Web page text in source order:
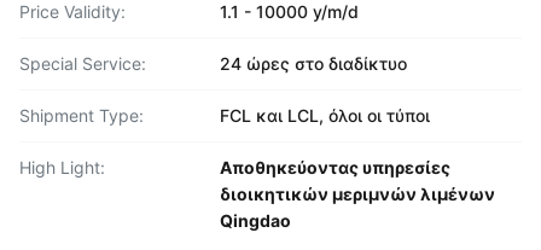
Price Validity: 1.1 - 10000 y/m/d
Special Service: 24 ώρες στο διαδίκτυο
Shipment Type: FCL και LCL, όλοι οι τύποι
High Light:
Αποθηκεύοντας υπηρεσίες
διοικητικών μεριμνών λιμένων
Qingdao